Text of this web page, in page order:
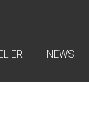
NEWS